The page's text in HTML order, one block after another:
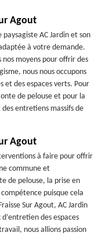
Agout
AC Jardin et son
à votre demande.
nos moyens pour offrir des
nous nous occupons
et des espaces verts. Pour
de pelouse et pour la
entretiens massifs de
Agout
à faire pour offrir
commune et
de pelouse, la prise en
puisque cela
Sur Agout, AC Jardin
des espaces
nous allions passion